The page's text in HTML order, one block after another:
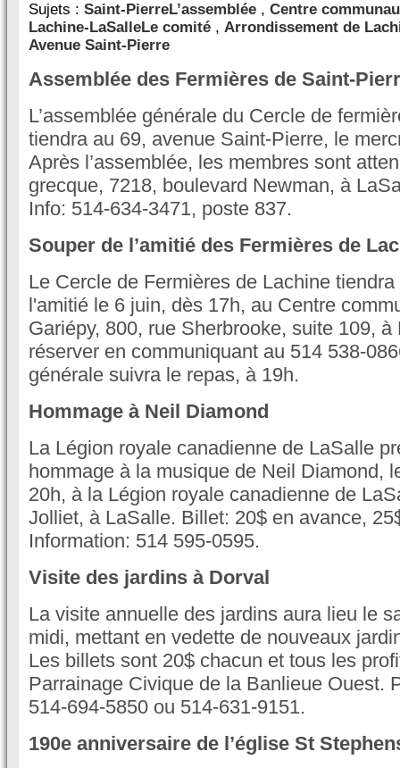
Sujets : Saint-PierreL’assemblée , Centre
Lachine-LaSalleLe comité , Arrondissement de
Avenue Saint-Pierre
Assemblée des Fermières de Saint-
L’assemblée générale du Cercle de
tiendra au 69, avenue Saint-Pierre, le
Après l’assemblée, les membres sont
grecque, 7218, boulevard Newman, à
Info: 514-634-3471, poste 837.
Souper de l’amitié des Fermières de
Le Cercle de Fermières de Lachine
l'amitié le 6 juin, dès 17h, au Centre
Gariépy, 800, rue Sherbrooke, suite 109,
réserver en communiquant au 514 538-
générale suivra le repas, à 19h.
Hommage à Neil Diamond
La Légion royale canadienne de LaSalle
hommage à la musique de Neil Diamond,
20h, à la Légion royale canadienne de
Jolliet, à LaSalle. Billet: 20$ en avance,
Information: 514 595-0595.
Visite des jardins à Dorval
La visite annuelle des jardins aura lieu le
midi, mettant en vedette de nouveaux
Les billets sont 20$ chacun et tous les
Parrainage Civique de la Banlieue Ouest.
514-694-5850 ou 514-631-9151.
190e anniversaire de l’église St